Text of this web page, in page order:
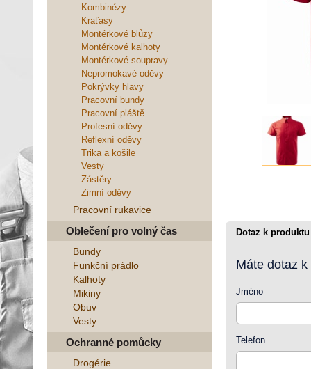
Kombinézy
Kraťasy
Montérkové blůzy
Montérkové kalhoty
Montérkové soupravy
Nepromokavé oděvy
Pokrývky hlavy
Pracovní bundy
Pracovní pláště
Profesní oděvy
Reflexní oděvy
Trika a košile
Vesty
Zástěry
Zimní oděvy
Pracovní rukavice
Oblečení pro volný čas
Bundy
Funkční prádlo
Kalhoty
Mikiny
Obuv
Vesty
Ochranné pomůcky
Drogérie
Dotaz k produktu
Máte dotaz
Jméno
Telefon